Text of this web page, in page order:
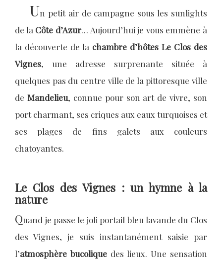
Un petit air de campagne sous les sunlights
de la Côte d’Azur… Aujourd’hui je vous emmène à
la découverte de la chambre d’hôtes Le Clos des
Vignes, une adresse surprenante située à
quelques pas du centre ville de la pittoresque ville
de Mandelieu, connue pour son art de vivre, son
port charmant, ses criques aux eaux turquoises et
ses plages de fins galets aux couleurs
chatoyantes.
Le Clos des Vignes : un hymne à la
nature
Quand je passe le joli portail bleu lavande du Clos
des Vignes, je suis instantanément saisie par
l’atmosphère bucolique des lieux. Une sensation